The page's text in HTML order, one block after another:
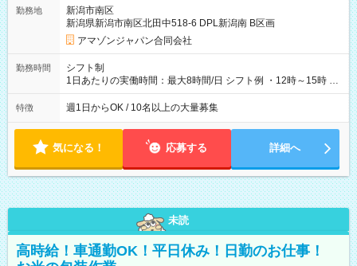
勤務地
新潟市南区
新潟県新潟市南区北田中518-6 DPL新潟南 B区画
アマゾンジャパン合同会社
勤務時間
シフト制
1日あたりの実働時間：最大8時間/日 シフト例 ・12時～15時 入
社後、就業可能シフトをご確認の上、申請してください。
特徴 週1日からOK / 10名以上の大量募集
気になる！ 応募する 詳細へ
未読
高時給！車通勤OK！平日休み！日勤のお仕事！